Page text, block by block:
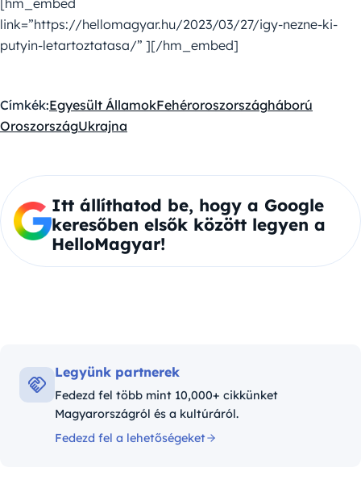
[hm_embed
link=”https://hellomagyar.hu/2023/03/27/igy-nezne-ki-
putyin-letartoztatasa/” ][/hm_embed]
Címkék:Egyesült ÁllamokFehéroroszországháború
OroszországUkrajna
Itt állíthatod be, hogy a Google
keresőben elsők között legyen a
HelloMagyar!
Legyünk partnerek
Fedezd fel több mint 10,000+ cikkünket
Magyarországról és a kultúráról.
Fedezd fel a lehetőségeket